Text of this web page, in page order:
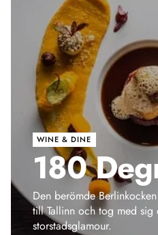
WINE & DINE
180
Den berömde
till Tallinn och tog med sig
storstadsglamour.